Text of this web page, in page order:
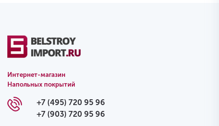
Интернет-магазин
Напольных покрытий
+7 (495) 720 95 96
+7 (903) 720 95 96